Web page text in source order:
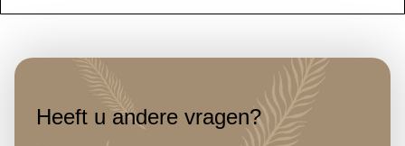
chap.
een
aanrader
!
Heeft u andere vragen?